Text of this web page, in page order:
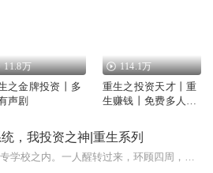
11.8万
之金牌投资丨多
声剧
114.1万
重生之投资天才丨重
生赚钱丨免费多人有
，我投资之神|重生系列